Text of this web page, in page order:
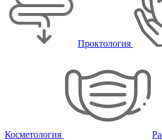
Проктология
Косметология